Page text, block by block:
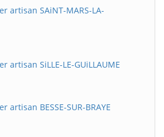
artisan SAiNT-MARS-LA-
artisan SiLLE-LE-GUiLLAUME
artisan BESSE-SUR-BRAYE